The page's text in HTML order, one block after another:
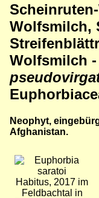
Wolfsmilch,
Wolfsmilch -
Neophyt,
Afghanistan.
Bild
Habitus, 2017 im
Feldbachtal in